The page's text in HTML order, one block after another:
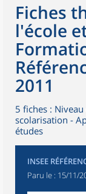
Fiches
l'école
2011
5 fiches :
scolarisation -
études
INSEE
Paru le : 15/11/